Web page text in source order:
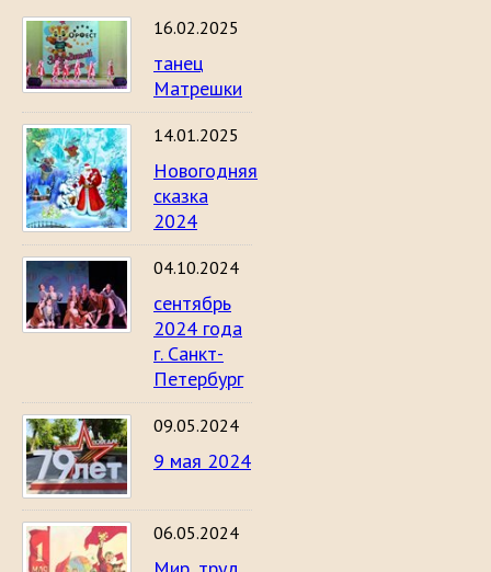
16.02.2025
танец
Матрешки
14.01.2025
Новогодняя
сказка
2024
04.10.2024
сентябрь
2024 года
г. Санкт-
Петербург
09.05.2024
9 мая 2024
06.05.2024